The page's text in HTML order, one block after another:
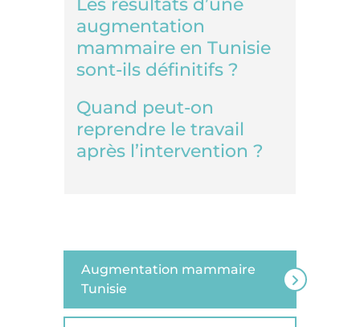
Augmentation mammaire
Tunisie
Les résultats d’une
augmentation
mammaire en Tunisie
sont-ils définitifs ?
Quand peut-on
reprendre le travail
après l’intervention ?